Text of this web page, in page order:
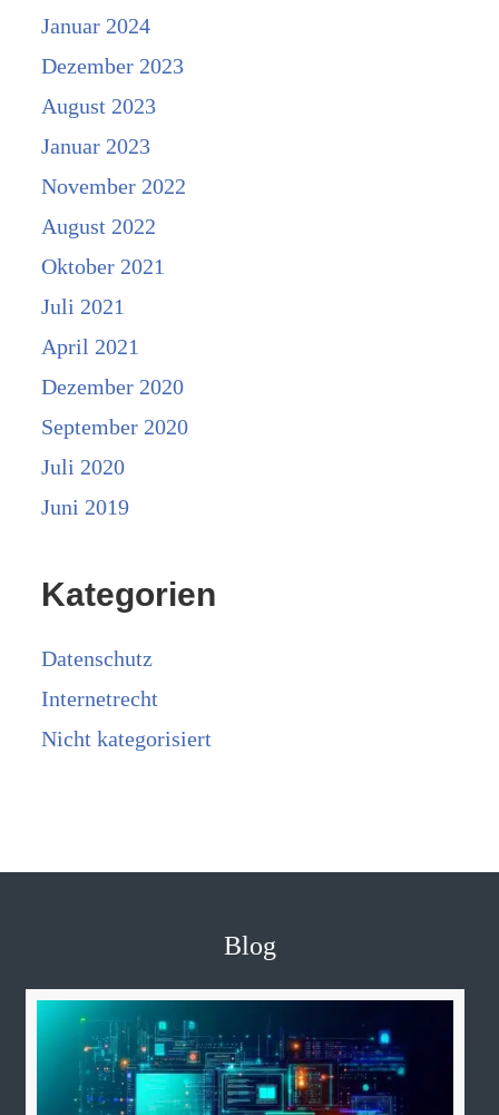
Januar 2024
Dezember 2023
August 2023
Januar 2023
November 2022
August 2022
Oktober 2021
Juli 2021
April 2021
Dezember 2020
September 2020
Juli 2020
Juni 2019
Kategorien
Datenschutz
Internetrecht
Nicht kategorisiert
Blog